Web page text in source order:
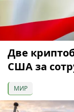
Две
США за
МИР